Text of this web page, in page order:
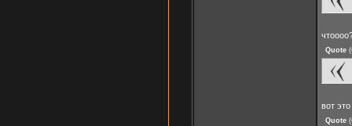
Quote (
вот
Quote (